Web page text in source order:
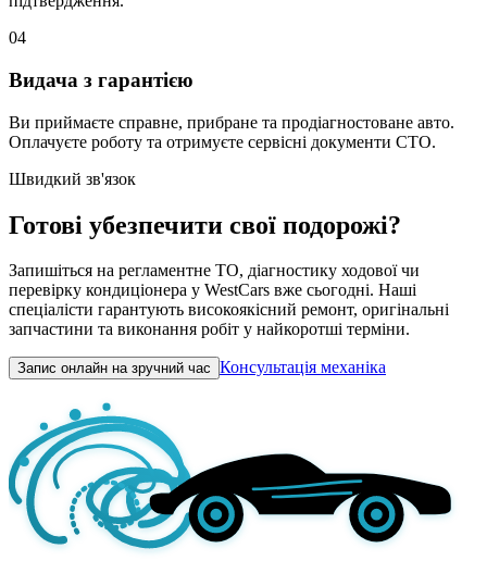
04
Видача з гарантією
Ви приймаєте справне, прибране та продіагностоване авто.
Оплачуєте роботу та отримуєте сервісні документи СТО.
Швидкий зв'язок
Готові убезпечити свої подорожі?
Запишіться на регламентне ТО, діагностику ходової чи
перевірку кондиціонера у WestCars вже сьогодні. Наші
спеціалісти гарантують високоякісний ремонт, оригінальні
запчастини та виконання робіт у найкоротші терміни.
Запис онлайн на зручний час Консультація механіка